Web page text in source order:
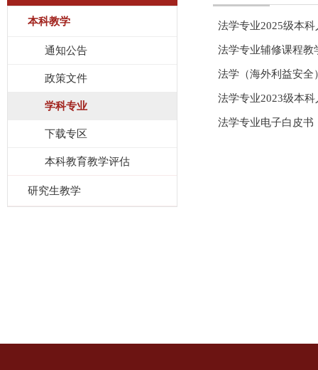
本科教学
通知公告
政策文件
学科专业
下载专区
本科教育教学评估
研究生教学
法学专业2025级本
法学专业辅修课程教
法学（海外利益安全
法学专业2023级本
法学专业电子白皮书